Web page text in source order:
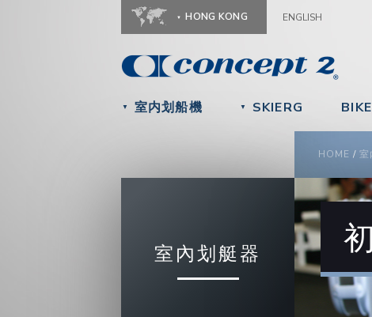
HONG KONG ENGLISH
▼ 室内划船機 ▼ SKIERG
YOU
HOME / 室
室內划艇器